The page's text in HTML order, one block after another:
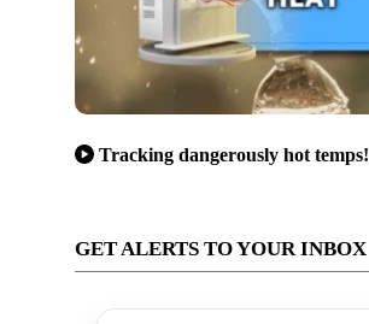
Tracking dangerously hot temps!
GET ALERTS TO YOUR INBOX